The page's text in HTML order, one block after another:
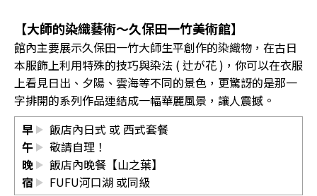
【大師的染織藝術～久保田一竹美術館】
館內主要展示久保田一竹大師生平創作的染織物，在古日
本服飾上利用特殊的技巧與染法 ( 辻が花 )，你可以在衣服
上看見日出、夕陽、雲海等不同的景色，更驚訝的是那一
字排開的系列作品連結成一幅華麗風景，讓人震撼。
早
飯店內日式 或 西式套餐
午
敬請自理！
晚
飯店內晚餐【山之葉】
宿
FUFU河口湖 或同級